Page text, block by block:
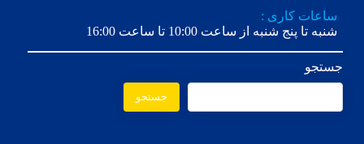
ساعات کاری :
شنبه تا پنج شنبه از ساعت 10:00 تا ساعت 16:00
جستجو
جستجو